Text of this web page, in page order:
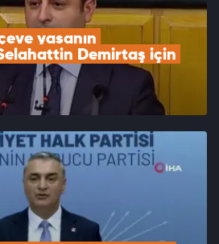
yasanın
Demirtaş için